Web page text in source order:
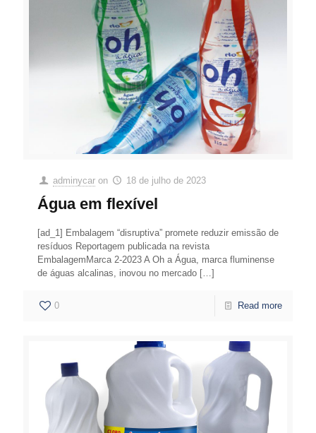
adminycar on 18 de julho de 2023
Água em flexível
[ad_1] Embalagem “disruptiva” promete reduzir emissão de
resíduos Reportagem publicada na revista
EmbalagemMarca 2-2023 A Oh a Água, marca fluminense
de águas alcalinas, inovou no mercado […]
0 Read more